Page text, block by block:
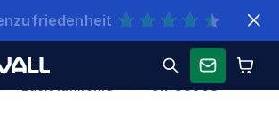
Schnelle Lieferung
CR-38968